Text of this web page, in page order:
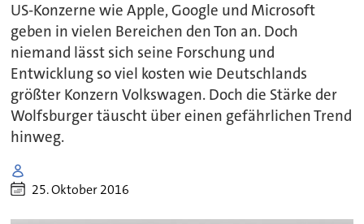
US-Konzerne wie Apple, Google und Microsoft
geben in vielen Bereichen den Ton an. Doch
niemand lässt sich seine Forschung und
Entwicklung so viel kosten wie Deutschlands
größter Konzern Volkswagen. Doch die Stärke der
Wolfsburger täuscht über einen gefährlichen Trend
hinweg.
25. Oktober 2016